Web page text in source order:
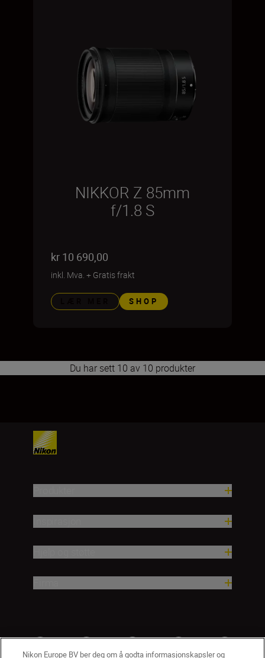
NIKKOR Z 85mm
f/1.8 S
kr 10 690,00
inkl. Mva. + Gratis frakt
SHOP
Du har sett 10 av 10 produkter
Nikon Europe BV ber deg om å godta informasjonskapsler og